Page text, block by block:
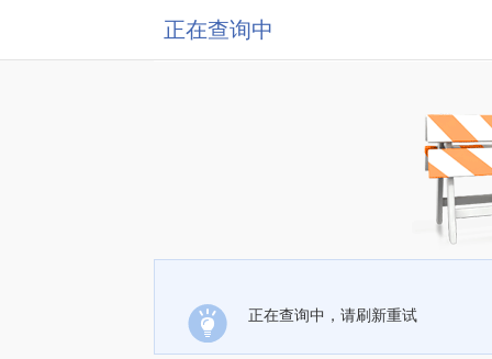
正在查询中
正在查询中，请刷新重试